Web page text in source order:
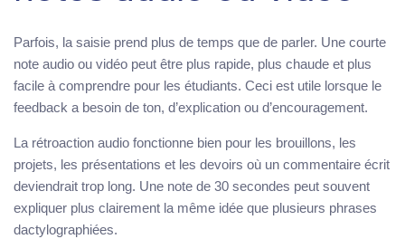
Parfois, la saisie prend plus de temps que de parler. Une courte
note audio ou vidéo peut être plus rapide, plus chaude et plus
facile à comprendre pour les étudiants. Ceci est utile lorsque le
feedback a besoin de ton, d’explication ou d’encouragement.
La rétroaction audio fonctionne bien pour les brouillons, les
projets, les présentations et les devoirs où un commentaire écrit
deviendrait trop long. Une note de 30 secondes peut souvent
expliquer plus clairement la même idée que plusieurs phrases
dactylographiées.